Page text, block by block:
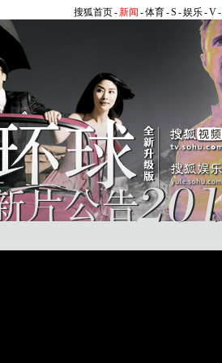
搜狐首页-新闻 -体育-S -娱乐-V-